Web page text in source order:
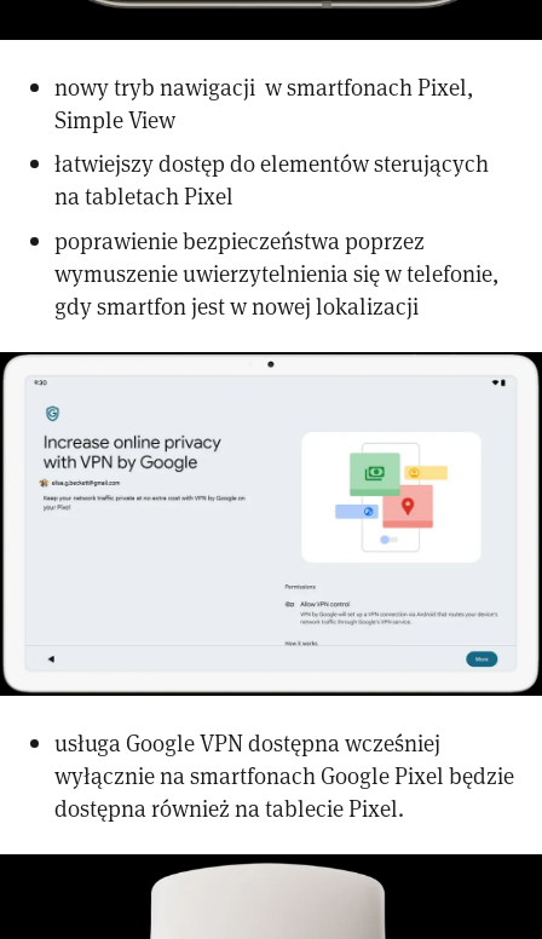
nowy tryb nawigacji w smartfonach Pixel,
Simple View
łatwiejszy dostęp do elementów sterujących
na tabletach Pixel
poprawienie bezpieczeństwa poprzez
wymuszenie uwierzytelnienia się w telefonie,
gdy smartfon jest w nowej lokalizacji
usługa Google VPN dostępna wcześniej
wyłącznie na smartfonach Google Pixel będzie
dostępna również na tablecie Pixel.